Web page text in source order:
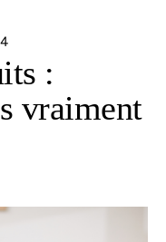
:
vraiment